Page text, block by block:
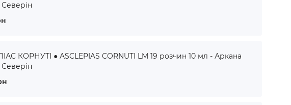
КОРНУТІ ● ASCLEPIAS CORNUTI LM 19 розчин 10 мл - Аркана